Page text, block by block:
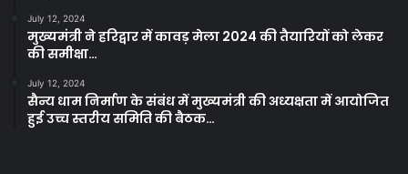
July 12, 2024
मुख्यमंत्री ने हरिद्वार में कावड़ मेला 2024 की तैयारियों को लेकर
की समीक्षा…
July 12, 2024
सैन्य धाम निर्माण के संबंध में मुख्यमंत्री की अध्यक्षता में आयोजित
हुई उच्च स्तरीय समिति की बैठक…